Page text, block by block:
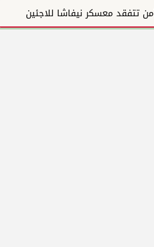
تتفقد معسكر نيفاشا للاجئين